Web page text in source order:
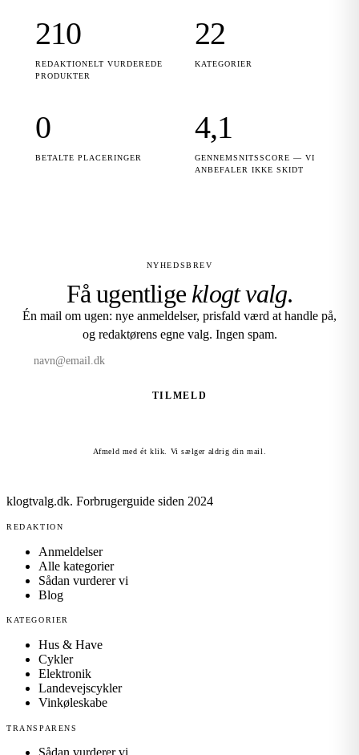
210
REDAKTIONELT VURDEREDE
PRODUKTER
22
KATEGORIER
0
BETALTE PLACERINGER
4,1
GENNEMSNITSSCORE — VI
ANBEFALER IKKE SKIDT
NYHEDSBREV
Få ugentlige klogt valg.
Én mail om ugen: nye anmeldelser, prisfald værd at handle på,
og redaktørens egne valg. Ingen spam.
TILMELD
Afmeld med ét klik. Vi sælger aldrig din mail.
klogtvalg.dk. Forbrugerguide siden 2024
REDAKTION
Anmeldelser
Alle kategorier
Sådan vurderer vi
Blog
KATEGORIER
Hus & Have
Cykler
Elektronik
Landevejscykler
Vinkøleskabe
TRANSPARENS